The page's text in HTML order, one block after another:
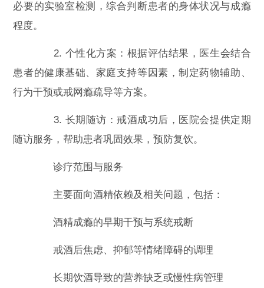
必要的实验室检测，综合判断患者的身体状况与成瘾
程度。
2. 个性化方案：根据评估结果，医生会结合
患者的健康基础、家庭支持等因素，制定药物辅助、
行为干预或戒网瘾疏导等方案。
3. 长期随访：戒酒成功后，医院会提供定期
随访服务，帮助患者巩固效果，预防复饮。
诊疗范围与服务
主要面向酒精依赖及相关问题，包括：
酒精成瘾的早期干预与系统戒断
戒酒后焦虑、抑郁等情绪障碍的调理
长期饮酒导致的营养缺乏或慢性病管理